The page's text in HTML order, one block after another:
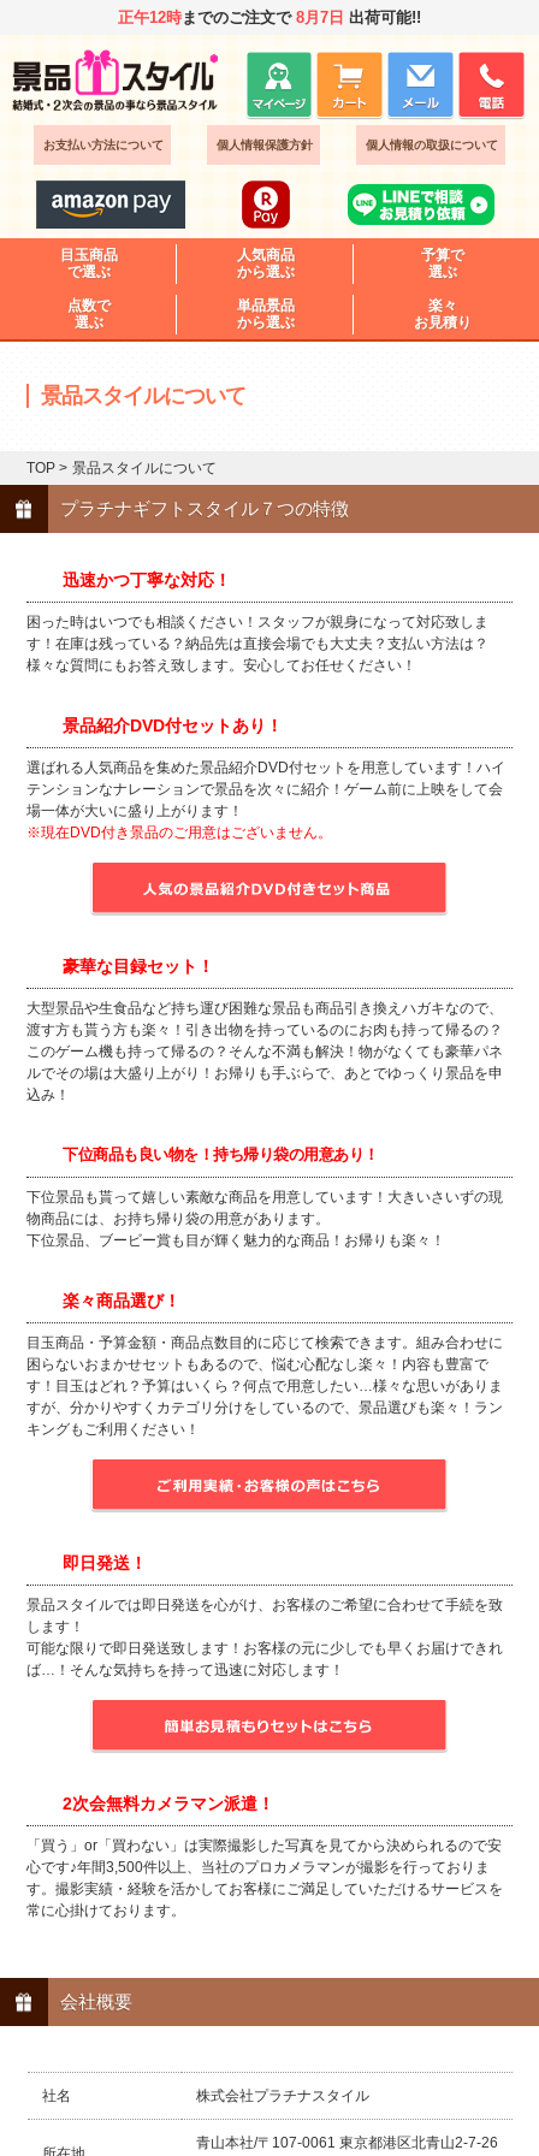
正午12時までのご注文で 8月7日 出荷可能!!
お支払い方法について 個人情報保護方針 個人情報の取扱について
目玉商品
で選ぶ
人気商品
から選ぶ
予算で
選ぶ
点数で
選ぶ
単品景品
から選ぶ
楽々
お見積り
景品スタイルについて
TOP > 景品スタイルについて
プラチナギフトスタイル７つの特徴
迅速かつ丁寧な対応！
困った時はいつでも相談ください！スタッフが親身になって対応致しま
す！在庫は残っている？納品先は直接会場でも大丈夫？支払い方法は？
様々な質問にもお答え致します。安心してお任せください！
景品紹介DVD付セットあり！
選ばれる人気商品を集めた景品紹介DVD付セットを用意しています！ハイ
テンションなナレーションで景品を次々に紹介！ゲーム前に上映をして会
場一体が大いに盛り上がります！
※現在DVD付き景品のご用意はございません。
豪華な目録セット！
大型景品や生食品など持ち運び困難な景品も商品引き換えハガキなので、
渡す方も貰う方も楽々！引き出物を持っているのにお肉も持って帰るの？
このゲーム機も持って帰るの？そんな不満も解決！物がなくても豪華パネ
ルでその場は大盛り上がり！お帰りも手ぶらで、あとでゆっくり景品を申
込み！
下位商品も良い物を！持ち帰り袋の用意あり！
下位景品も貰って嬉しい素敵な商品を用意しています！大きいさいずの現
物商品には、お持ち帰り袋の用意があります。
下位景品、ブービー賞も目が輝く魅力的な商品！お帰りも楽々！
楽々商品選び！
目玉商品・予算金額・商品点数目的に応じて検索できます。組み合わせに
困らないおまかせセットもあるので、悩む心配なし楽々！内容も豊富で
す！目玉はどれ？予算はいくら？何点で用意したい…様々な思いがありま
すが、分かりやすくカテゴリ分けをしているので、景品選びも楽々！ラン
キングもご利用ください！
即日発送！
景品スタイルでは即日発送を心がけ、お客様のご希望に合わせて手続を致
します！
可能な限りで即日発送致します！お客様の元に少しでも早くお届けできれ
ば…！そんな気持ちを持って迅速に対応します！
2次会無料カメラマン派遣！
「買う」or「買わない」は実際撮影した写真を見てから決められるので安
心です♪年間3,500件以上、当社のプロカメラマンが撮影を行っておりま
す。撮影実績・経験を活かしてお客様にご満足していただけるサービスを
常に心掛けております。
会社概要
社名 株式会社プラチナスタイル
青山本社/〒107-0061 東京都港区北青山2-7-26